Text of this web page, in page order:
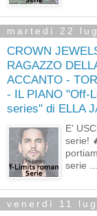
martedì 22
CROWN
RAGAZZO
ACCANTO -
- IL PIANO "Off-
series" di ELLA
E'
serie!
serie ...
venerdì 11